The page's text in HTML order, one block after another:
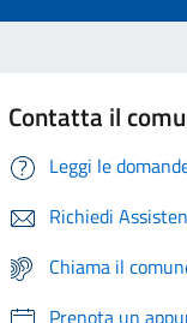
Contatta il
Leggi le
Richiedi
Chiama il
Prenota un